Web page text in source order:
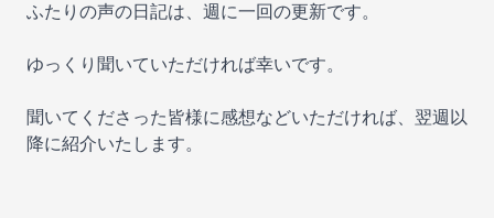
ふたりの声の日記は、週に一回の更新です。
ゆっくり聞いていただければ幸いです。
聞いてくださった皆様に感想などいただければ、翌週以
降に紹介いたします。